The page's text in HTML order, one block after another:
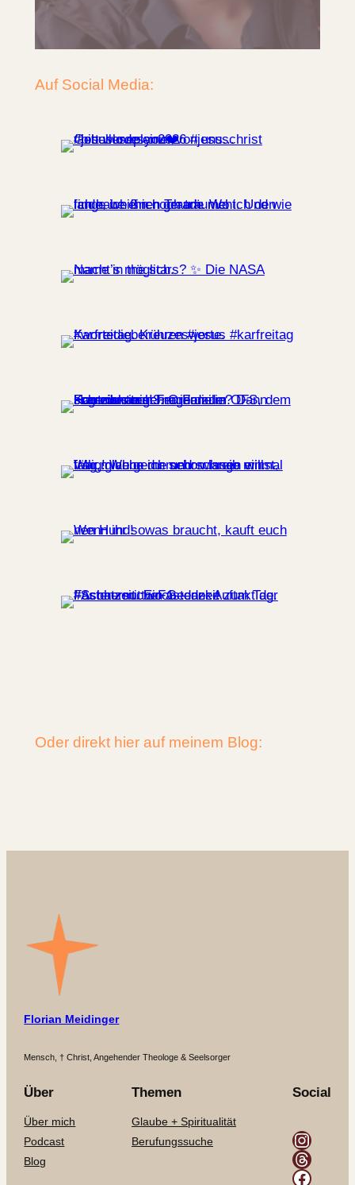
Auf Social Media:
Oder direkt hier auf meinem Blog:
Florian Meidinger
Mensch, † Christ, Angehender Theologe & Seelsorger
Über
Über mich
Podcast
Blog
Themen
Glaube + Spiritualität
Berufungssuche
Social
Instagram
Threads
Facebook